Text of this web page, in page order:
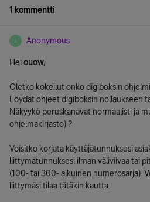
1 kommentti
A Anonymous
Heiouow,
Oletko kokeilut onko digiboksin
Löydät ohjeet digiboksin nollaukseen
Näkyykö peruskanavat normaalisti ja
ohjelmakirjasto) ?
Voisitko korjata käyttäjätunnuksesi
liittymätunnuksesi ilman väliviivaa tai
(100- tai 300- alkuinen numerosarja).
liittymäsi tilaa tätäkin kautta.